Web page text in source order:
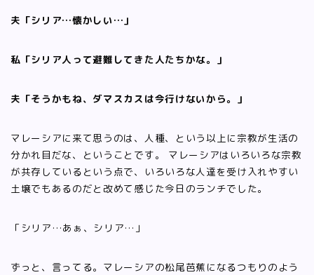
夫「シリア…懐かしい…」
私「シリア人って避難してきた人たちかな。」
夫「そうかもね、ダマスカスは今行けないから。」
マレーシアに来て思うのは、人種、という以上に宗教が生活の
分かれ目だな、ということです。 マレーシアはいろいろな宗教
が共存しているという点で、いろいろな人達を受け入れやすい
土壌でもあるのだと改めて感じた今日のランチでした。
「シリア…あぁ、シリア…」
ずっと、言ってる。マレーシアの松尾芭蕉になるつもりのよう